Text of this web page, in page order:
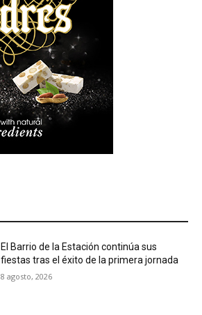
El Barrio de la Estación continúa sus
fiestas tras el éxito de la primera jornada
8 agosto, 2026